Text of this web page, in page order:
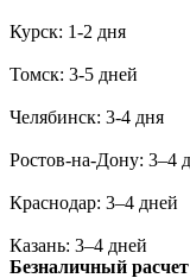
Курск: 1-2 дня
Томск: 3-5 дней
Челябинск: 3-4 дня
Ростов-на-Дону: 3–4
Краснодар: 3–4 дней
Казань: 3–4 дней
Безналичный расчет